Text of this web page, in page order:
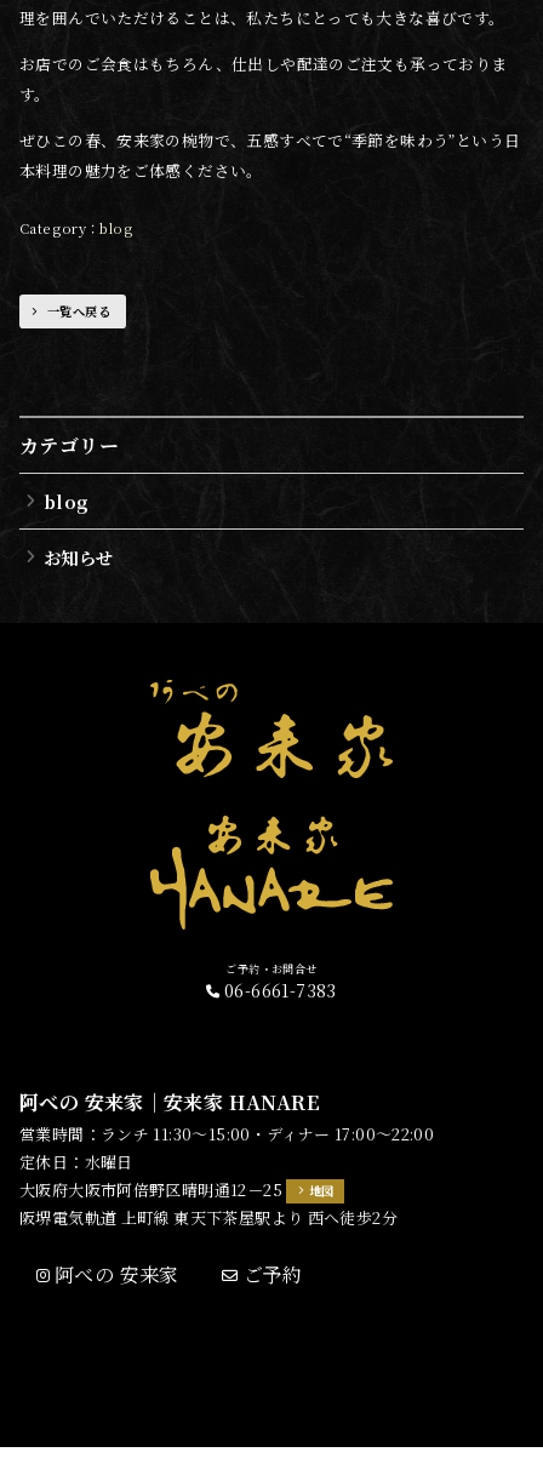
理を囲んでいただけることは、私たちにとっても大きな喜びです。
お店でのご会食はもちろん、仕出しや配達のご注文も承っておりま
す。
ぜひこの春、安来家の椀物で、五感すべてで“季節を味わう”という日
本料理の魅力をご体感ください。
blog
一覧へ戻る
カテゴリー
blog
お知らせ
06-6661-7383
ご予約・お問合せ
阿べの 安来家｜安来家 HANARE
営業時間：ランチ 11:30～15:00・ディナー 17:00～22:00
定休日：水曜日
大阪府大阪市阿倍野区晴明通12－25
地図
阪堺電気軌道 上町線 東天下茶屋駅より 西へ徒歩2分
阿べの 安来家 ご予約